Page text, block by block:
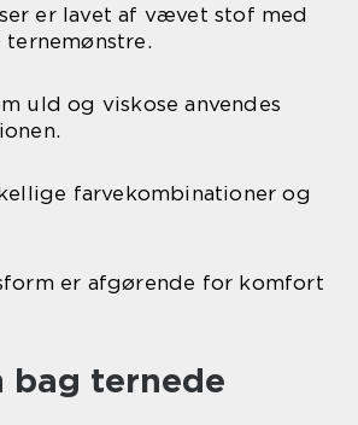
er lavet af vævet stof med
uld og viskose anvendes
farvekombinationer og
er afgørende for komfort
bag ternede